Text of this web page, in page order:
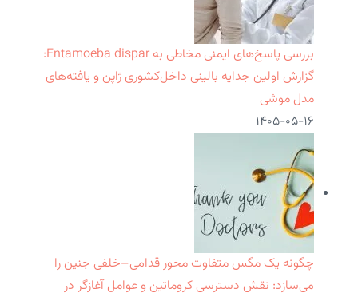
بررسی پاسخ‌های ایمنی مخاطی به Entamoeba dispar:
گزارش اولین جدایه بالینی داخل‌کشوری ژاپن و یافته‌های
مدل موشی
۱۴۰۵-۰۵-۱۶
چگونه یک مگس متفاوت محور قدامی–خلفی جنین را
می‌سازد: نقش دسترسی کروماتین و عوامل آغازگر در